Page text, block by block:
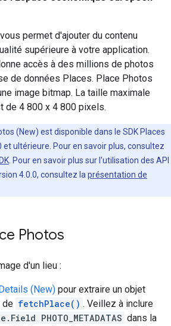
permet d'ajouter du contenu
supérieure à votre application.
accès à des millions de photos
de données Places. Place Photos
image bitmap. La taille maximale
de 4 800 x 4 800 pixels.
(New) est disponible dans le SDK Places
et ultérieure. Pour en savoir plus, consultez
. Pour en savoir plus sur l'utilisation des API
4.0.0, consultez la présentation de
Photos
d'un lieu :
(New) pour extraire un objet
de fetchPlace() . Veillez à inclure
PHOTO_METADATAS dans la